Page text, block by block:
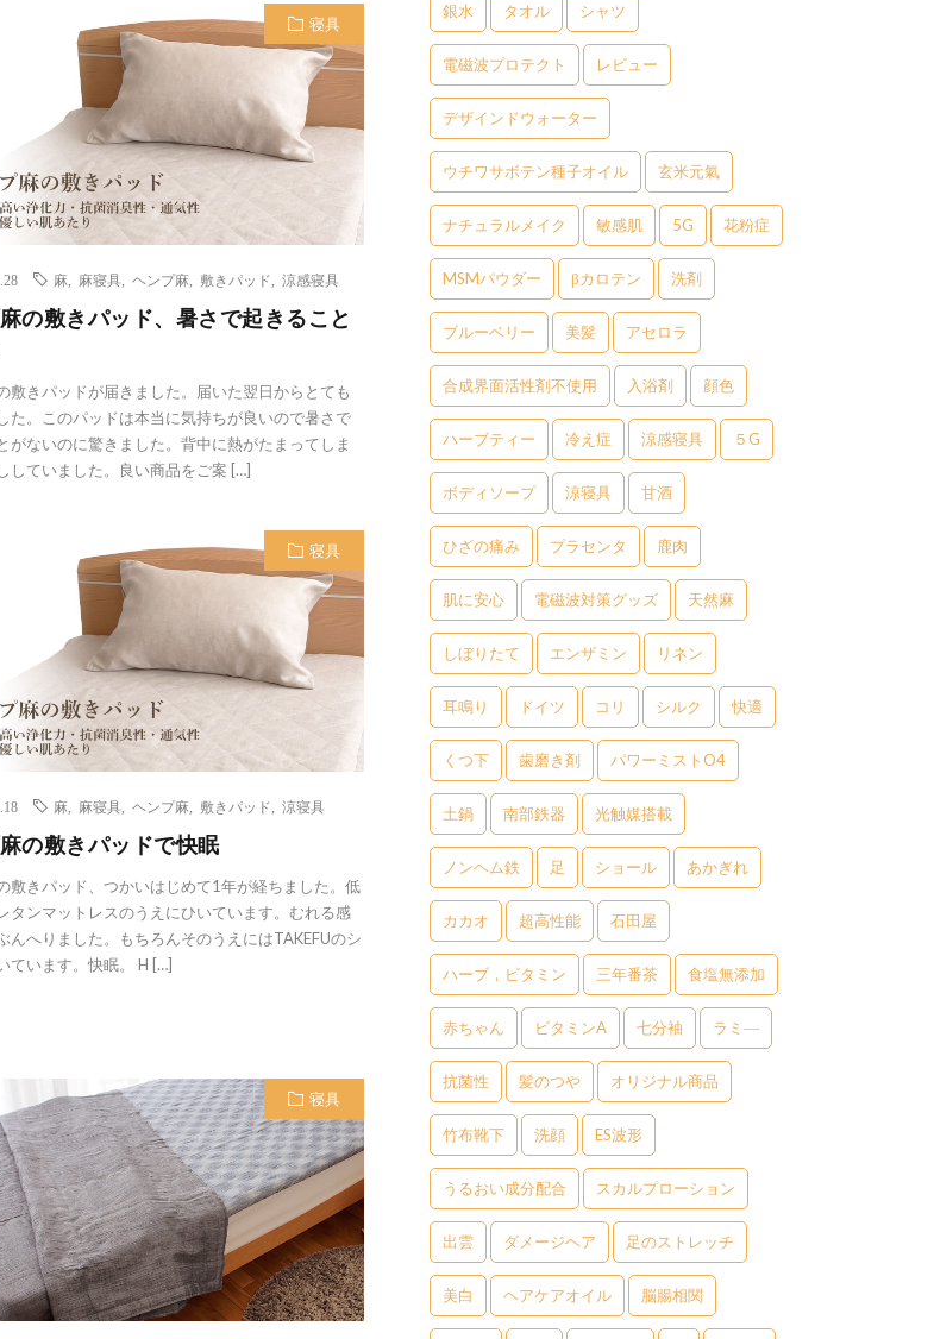
寝具
麻 麻寝具 ,ヘンプ麻 敷きパッド ,涼感寝具
の敷きパッド、暑さで起きること
敷きパッドが届きました。届いた翌日からとても
た。このパッドは本当に気持ちが良いので暑さで
がないのに驚きました。背中に熱がたまってしま
していました。良い商品をご案 […]
寝具
麻 麻寝具 ,ヘンプ麻 敷きパッド ,涼寝具
の敷きパッドで快眠
敷きパッド、つかいはじめて1年が経ちました。低
タンマットレスのうえにひいています。むれる感
んへりました。もちろんそのうえにはTAKEFUのシ
ています。快眠。 H […]
寝具
銀水 タオル シャツ
電磁波プロテクト レビュー
デザインドウォーター
ウチワサボテン種子オイル 玄米元氣
ナチュラルメイク 敏感肌 5G 花粉症
MSMパウダー βカロテン 洗剤
ブルーベリー 美髪 アセロラ
合成界面活性剤不使用 入浴剤 顔色
ハーブティー 冷え症 涼感寝具 ５G
ボディソープ 涼寝具 甘酒
ひざの痛み プラセンタ 鹿肉
肌に安心 電磁波対策グッズ 天然麻
しぼりたて エンザミン リネン
耳鳴り ドイツ コリ シルク 快適
くつ下 歯磨き剤 パワーミストO4
土鍋 南部鉄器 光触媒搭載
ノンヘム鉄 足 ショール あかぎれ
カカオ 超高性能 石田屋
ハーブ，ビタミン 三年番茶 食塩無添加
赤ちゃん ビタミンA 七分袖 ラミ―
抗菌性 髪のつや オリジナル商品
竹布靴下 洗顔 ES波形
うるおい成分配合 スカルプローション
出雲 ダメージヘア 足のストレッチ
美白 ヘアケアオイル 脳腸相関